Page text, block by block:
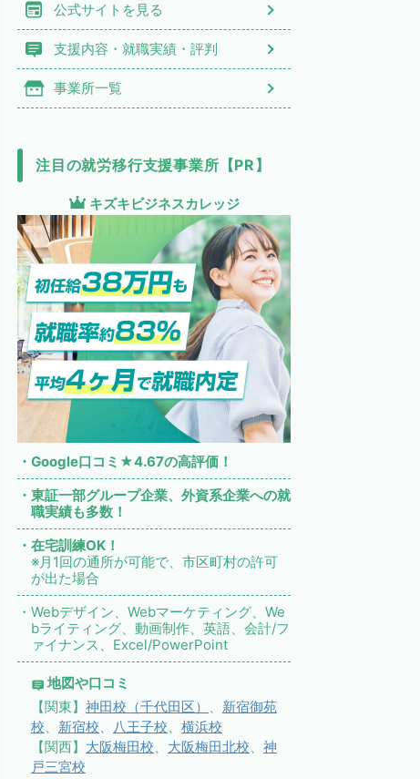
公式サイトを見る
支援内容・就職実績・評判
事業所一覧
注目の就労移行支援事業所【PR】
キズキビジネスカレッジ
・Google口コミ★4.67の高評価！
・東証一部グループ企業、外資系企業への就
職実績も多数！
・在宅訓練OK！
※月1回の通所が可能で、市区町村の許可
が出た場合
・Webデザイン、Webマーケティング、We
bライティング、動画制作、英語、会計/フ
ァイナンス、Excel/PowerPoint
地図や口コミ
【関東】 神田校（千代田区） 、 新宿御苑
校、 新宿校、 八王子校、 横浜校
【関西】 大阪梅田校、 大阪梅田北校、 神
戸三宮校